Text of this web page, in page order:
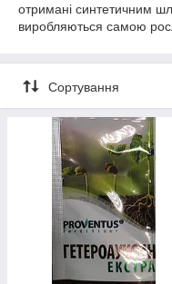
отримані синтетичним
виробляються самою
Сортування